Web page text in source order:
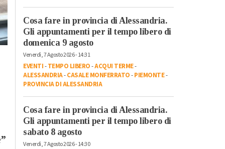
Lunedì, 3 Agosto 2026 - 09:10
Cronaca -Alessandria- Alto
Piemonte-Provincia di Pavia
Ancora una
settimana di caldo
sopra la media:
temperature fino a
39°
Cronaca
Confindustria
acquista un
defibrillatore. 35
dipendenti hanno
Cosa fare in provincia di Alessandria.
Gli appuntamenti per il tempo libero di
domenica 9 agosto
Venerdì, 7 Agosto 2026 - 14:31
EVENTI-TEMPO LIBERO-ACQUI TERME-
ALESSANDRIA-CASALE MONFERRATO-PIEMONTE-
PROVINCIA DI ALESSANDRIA
Cosa fare in provincia di Alessandria.
Gli appuntamenti per il tempo libero di
sabato 8 agosto
Venerdì, 7 Agosto 2026 - 14:30